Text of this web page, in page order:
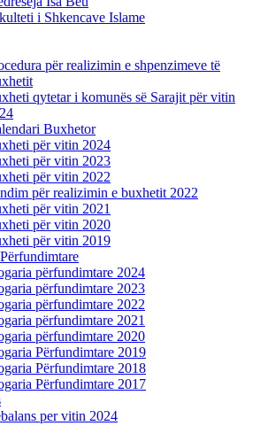
i Shkencave Islame
për realizimin e shpenzimeve të
qytetar i komunës së Sarajit për vitin
Buxhetor
për vitin 2024
për vitin 2023
për vitin 2022
për realizimin e buxhetit 2022
për vitin 2021
për vitin 2020
për vitin 2019
përfundimtare 2024
përfundimtare 2023
përfundimtare 2022
përfundimtare 2021
përfundimtare 2020
Përfundimtare 2019
Përfundimtare 2018
Përfundimtare 2017
per vitin 2024